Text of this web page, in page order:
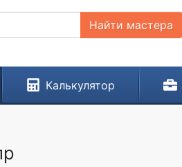
Найти мастера
Калькулятор